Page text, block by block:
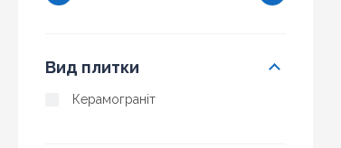
Вид плитки
Керамограніт